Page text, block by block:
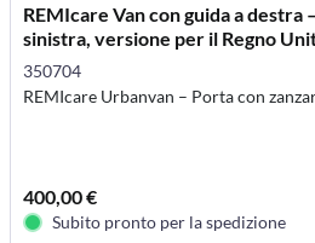
REMIcare Van con guida a destra
sinistra, versione per il Regno
350704
REMIcare Urbanvan – Porta con
400,00 €
Subito pronto per la spedizione